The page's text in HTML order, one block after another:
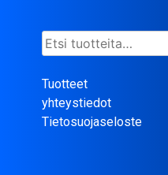
Etsi:
Tuotteet
yhteystiedot
Tietosuojaseloste